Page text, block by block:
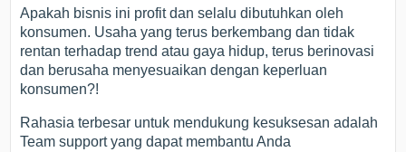
Apakah bisnis ini profit dan selalu dibutuhkan oleh
konsumen. Usaha yang terus berkembang dan tidak
rentan terhadap trend atau gaya hidup, terus berinovasi
dan berusaha menyesuaikan dengan keperluan
konsumen?!
Rahasia terbesar untuk mendukung kesuksesan adalah
Team support yang dapat membantu Anda